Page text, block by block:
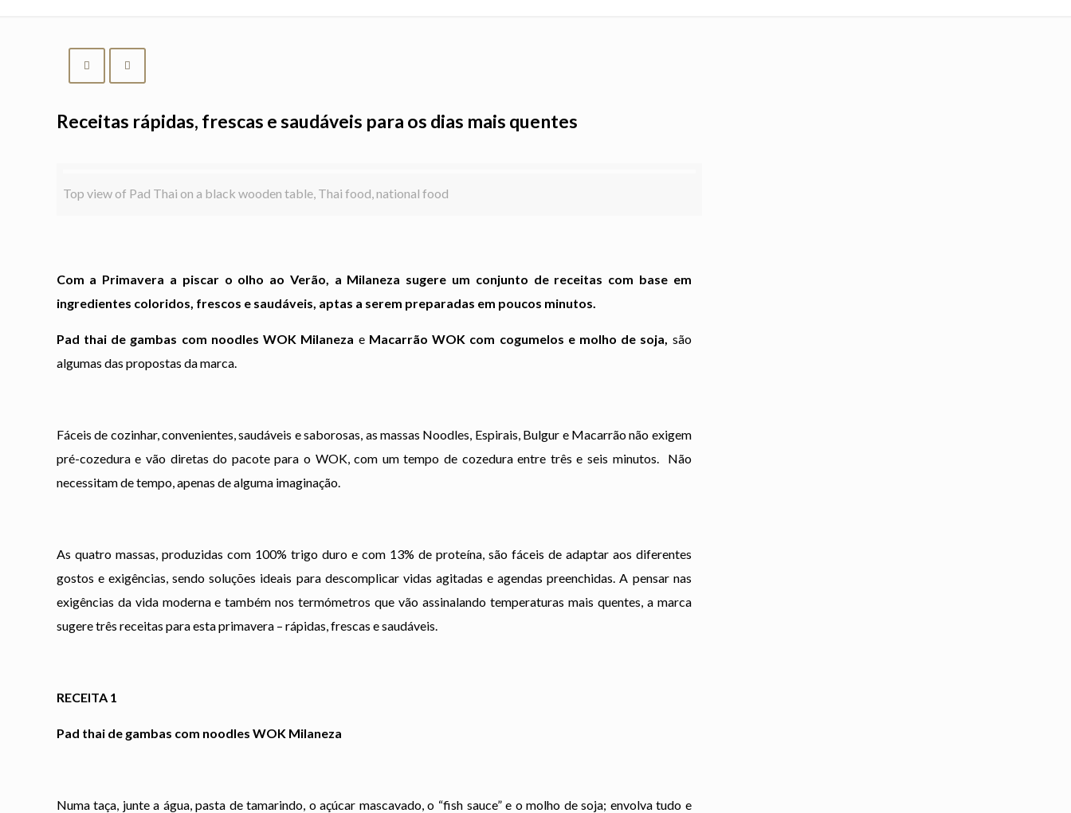
Receitas rápidas, frescas e saudáveis para os dias mais quentes
Top view of Pad Thai on a black wooden table, Thai food, national food
Com a Primavera a piscar o olho ao Verão, a Milaneza sugere um conjunto de receitas com base em
ingredientes coloridos, frescos e saudáveis, aptas a serem preparadas em poucos minutos.
Pad thai de gambas com noodles WOK Milaneza eMacarrão WOK com cogumelos e molho de soja, são
algumas das propostas da marca.
Fáceis de cozinhar, convenientes, saudáveis e saborosas, as massas Noodles, Espirais, Bulgur e Macarrão não exigem
pré-cozedura e vão diretas do pacote para o WOK, com um tempo de cozedura entre três e seis minutos. Não
necessitam de tempo, apenas de alguma imaginação.
As quatro massas, produzidas com 100% trigo duro e com 13% de proteína, são fáceis de adaptar aos diferentes
gostos e exigências, sendo soluções ideais para descomplicar vidas agitadas e agendas preenchidas. A pensar nas
exigências da vida moderna e também nos termómetros que vão assinalando temperaturas mais quentes, a marca
sugere três receitas para esta primavera – rápidas, frescas e saudáveis.
RECEITA 1
Pad thai de gambas com noodles WOK Milaneza
Numa taça, junte a água, pasta de tamarindo, o açúcar mascavado, o “fish sauce” e o molho de soja; envolva tudo e